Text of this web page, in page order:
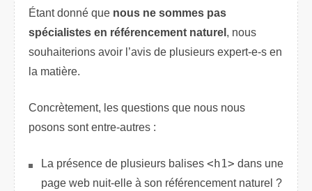
Étant donné que nous ne sommes pas
spécialistes en référencement naturel , nous
souhaiterions avoir l’avis de plusieurs expert-e-s en
la matière.
Concrètement, les questions que nous nous
posons sont entre-autres :
La présence de plusieurs balises <h1> dans une
page web nuit-elle à son référencement naturel ?